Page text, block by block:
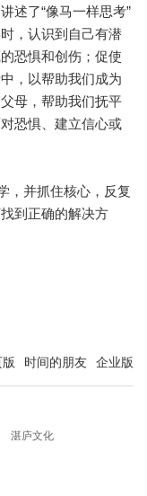
述了“像马一样思考”
，认识到自己有潜
恐惧和创伤；促使
，以帮助我们成为
母，帮助我们抚平
恐惧、建立信心或
，并抓住核心，反复
到正确的解决方
时间的朋友 企业版
湛庐文化